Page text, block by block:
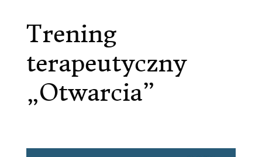
Trening
terapeutyczny
„Otwarcia”